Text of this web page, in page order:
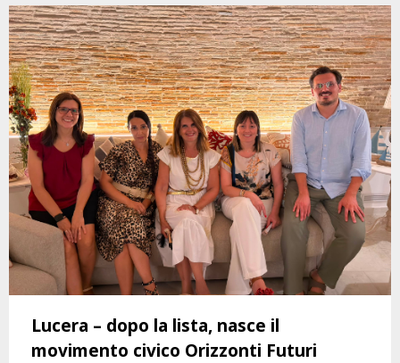
Lucera – dopo la lista, nasce il
movimento civico Orizzonti Futuri